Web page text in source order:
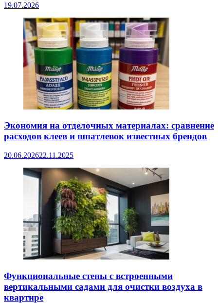
19.07.2026
Экономия на отделочных материалах: сравнение
расходов клеев и шпатлевок известных брендов
20.06.202622.11.2025
Функциональные стены с встроенными
вертикальными садами для очистки воздуха в
квартире